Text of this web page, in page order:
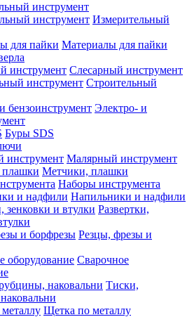
инструмент
Измерительный
Материалы для пайки
Слесарный инструмент
Строительный
Электро- и
Буры SDS
Малярный инструмент
Метчики, плашки
Наборы инструмента
Напильники и надфили
Развертки,
Резцы, фрезы и
Сварочное
Тиски,
Щетка по металлу